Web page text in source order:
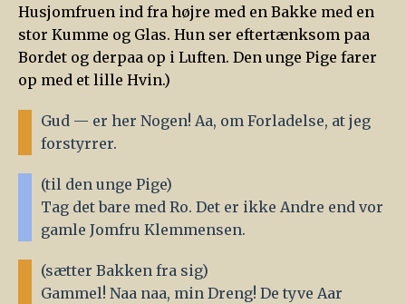
Husjomfruen ind fra højre med en Bakke med en
stor Kumme og Glas. Hun ser eftertænksom paa
Bordet og derpaa op i Luften. Den unge Pige farer
op med et lille Hvin.)
Gud — er her Nogen! Aa, om Forladelse, at jeg
forstyrrer.
(til den unge Pige)
Tag det bare med Ro. Det er ikke Andre end vor
gamle Jomfru Klemmensen.
(sætter Bakken fra sig)
Gammel! Naa naa, min Dreng! De tyve Aar